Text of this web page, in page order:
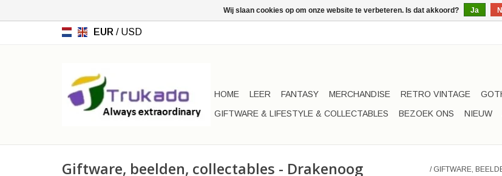
EUR / USD
HOME LEER FANTASY MERCHANDISE RETRO VINTAGE
GIFTWARE & LIFESTYLE & COLLECTABLES
BEZOEK ONS NIEUW
Giftware, beelden, collectables - Drakenoog
/ GIFTWARE,
Wij slaan cookies op om onze website te verbeteren. Is dat akkoord? Ja